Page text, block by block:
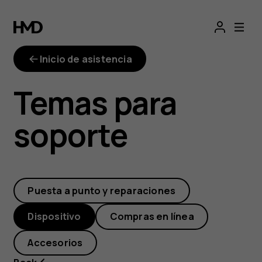
¿Hay
algún
consejo
para
prolongar
la
duración
de
Inicio de asistencia
Temas para
soporte
Puesta a punto y reparaciones
Dispositivo Compras en línea
Accesorios